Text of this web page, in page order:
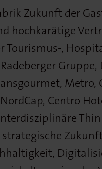
Zukunft der
hochkarätige
Tourismus-,
Gruppe,
Metro,
Centro